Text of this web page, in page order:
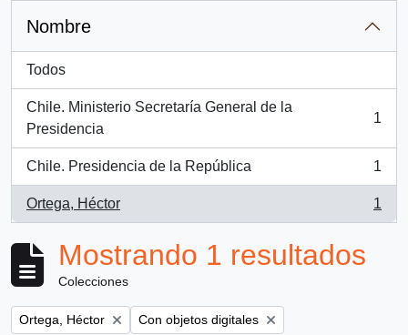
Nombre
Todos
Chile. Ministerio Secretaría General de la
Presidencia
, 1 resultados
1
Chile. Presidencia de la República
, 1 resultados
1
Ortega, Héctor
, 1 resultados
1
Mostrando 1 resultados
Colecciones
Remove filter:
Ortega, Héctor Remove filter:
Con objetos digitales